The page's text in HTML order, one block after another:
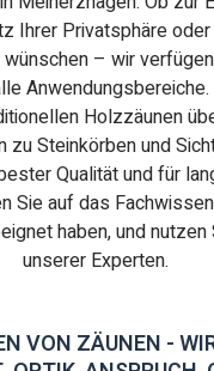
Ihrer Privatsphäre
– wir
Holzzäunen
zu Steinkörben und
Qualität und für
Sie auf das
haben, und
unserer Experten.
VON ZÄUNEN -